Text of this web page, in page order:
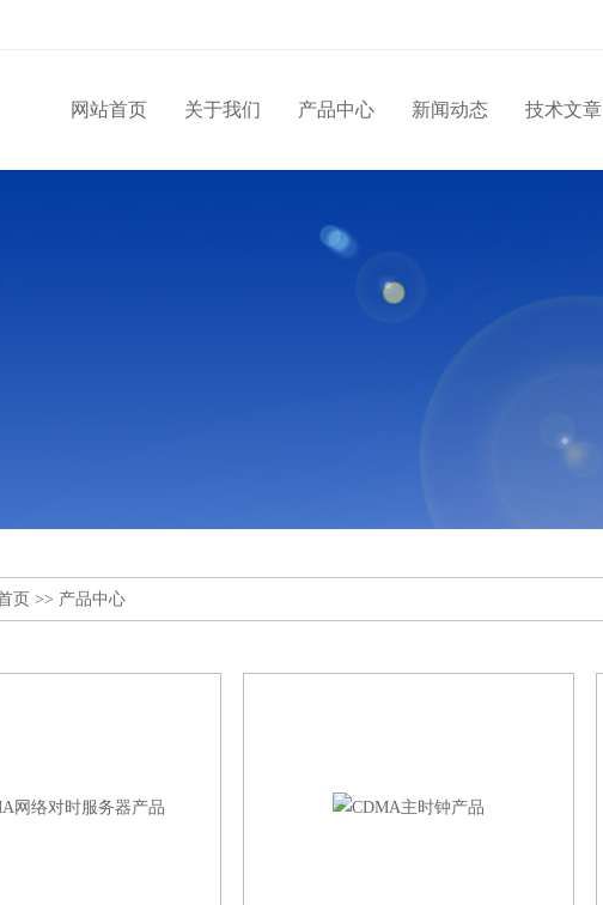
网站首页 关于我们 产品中心 新闻动态 技术文章
页 >> 产品中心